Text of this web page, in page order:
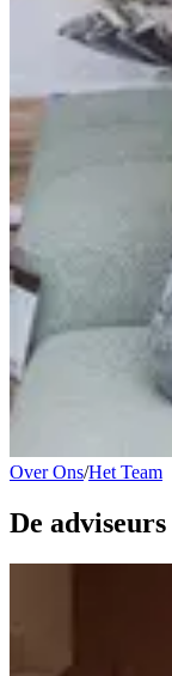
Over Ons/Het Team
De adviseurs